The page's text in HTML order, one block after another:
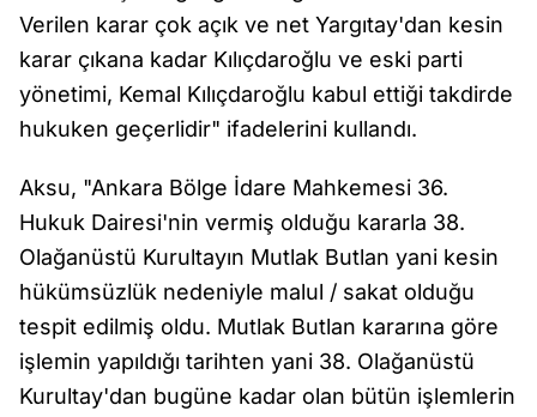
Verilen karar çok açık ve net Yargıtay'dan kesin
karar çıkana kadar Kılıçdaroğlu ve eski parti
yönetimi, Kemal Kılıçdaroğlu kabul ettiği takdirde
hukuken geçerlidir" ifadelerini kullandı.
Aksu, "Ankara Bölge İdare Mahkemesi 36.
Hukuk Dairesi'nin vermiş olduğu kararla 38.
Olağanüstü Kurultayın Mutlak Butlan yani kesin
hükümsüzlük nedeniyle malul / sakat olduğu
tespit edilmiş oldu. Mutlak Butlan kararına göre
işlemin yapıldığı tarihten yani 38. Olağanüstü
Kurultay'dan bugüne kadar olan bütün işlemlerin